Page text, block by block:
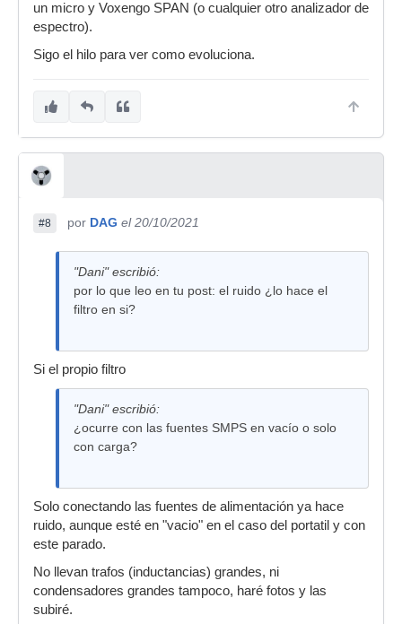
un micro y Voxengo SPAN (o cualquier otro analizador de
espectro).
Sigo el hilo para ver como evoluciona.
#8 por DAG el 20/10/2021
"Dani" escribió:
por lo que leo en tu post: el ruido ¿lo hace el
filtro en si?
Si el propio filtro
"Dani" escribió:
¿ocurre con las fuentes SMPS en vacío o solo
con carga?
Solo conectando las fuentes de alimentación ya hace
ruido, aunque esté en "vacio" en el caso del portatil y con
este parado.
No llevan trafos (inductancias) grandes, ni
condensadores grandes tampoco, haré fotos y las
subiré.